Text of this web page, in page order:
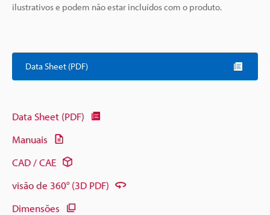
ilustrativos e podem não estar incluídos com o produto.
Data Sheet (PDF)
Data Sheet (PDF)
Manuais
CAD / CAE
visão de 360° (3D PDF)
Dimensões